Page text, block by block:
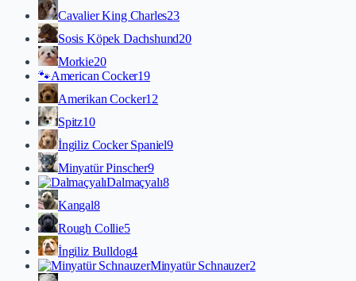
Cavalier King Charles23
Sosis Köpek Dachshund20
Morkie20
🐾American Cocker19
Amerikan Cocker12
Spitz10
İngiliz Cocker Spaniel9
Minyatür Pinscher9
Dalmaçyalı8
Kangal8
Rough Collie5
İngiliz Bulldog4
Minyatür Schnauzer2